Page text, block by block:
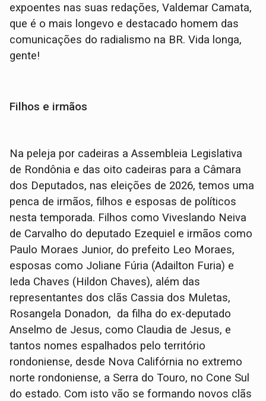
expoentes nas suas redações, Valdemar Camata,
que é o mais longevo e destacado homem das
comunicações do radialismo na BR. Vida longa,
gente!
Filhos e irmãos
Na peleja por cadeiras a Assembleia Legislativa
de Rondônia e das oito cadeiras para a Câmara
dos Deputados, nas eleições de 2026, temos uma
penca de irmãos, filhos e esposas de políticos
nesta temporada. Filhos como Viveslando Neiva
de Carvalho do deputado Ezequiel e irmãos como
Paulo Moraes Junior, do prefeito Leo Moraes,
esposas como Joliane Fúria (Adailton Furia) e
Ieda Chaves (Hildon Chaves), além das
representantes dos clãs Cassia dos Muletas,
Rosangela Donadon, da filha do ex-deputado
Anselmo de Jesus, como Claudia de Jesus, e
tantos nomes espalhados pelo território
rondoniense, desde Nova Califórnia no extremo
norte rondoniense, a Serra do Touro, no Cone Sul
do estado. Com isto vão se formando novos clãs